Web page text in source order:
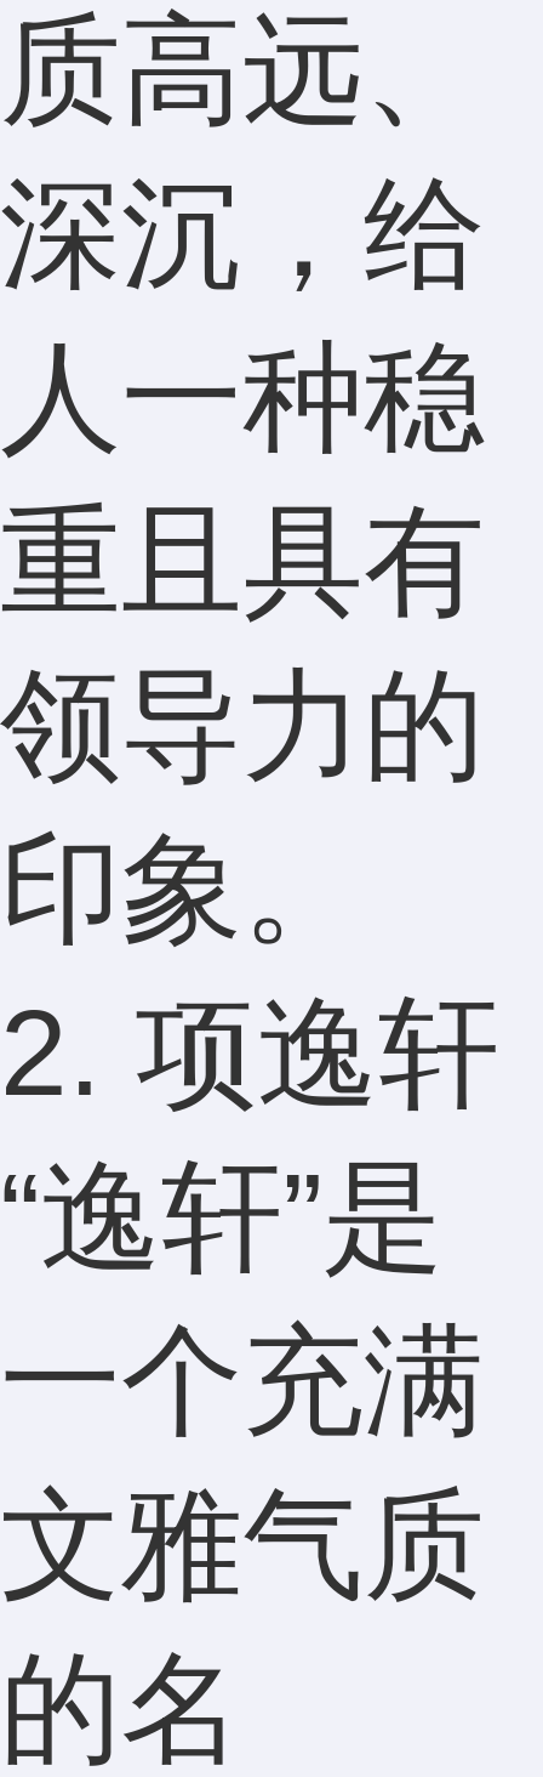
质高远、
深沉，给
人一种稳
重且具有
领导力的
印象。
2. 项逸轩
“逸轩”是
一个充满
文雅气质
的名